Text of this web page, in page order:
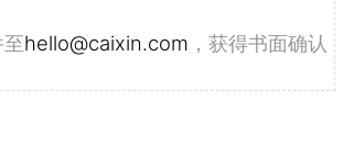
hello@caixin.com ，获得书面确认